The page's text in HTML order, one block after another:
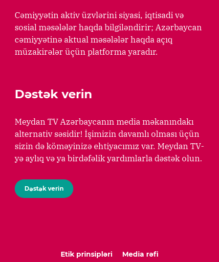
Cəmiyyətin aktiv üzvlərini siyasi, iqtisadi və
sosial məsələlər haqda bilgiləndirir; Azərbaycan
cəmiyyətinə aktual məsələlər haqda açıq
müzakirələr üçün platforma yaradır.
Dəstək verin
Meydan TV Azərbaycanın media məkanındakı
alternativ səsidir! İşimizin davamlı olması üçün
sizin də köməyinizə ehtiyacımız var. Meydan TV-
yə aylıq və ya birdəfəlik yardımlarla dəstək olun.
Dəstək verin
Etik prinsipləri
Media rəfi